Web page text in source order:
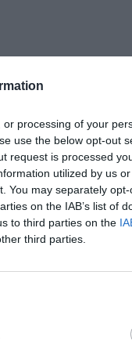
processing of your
use the below opt-out
request is processed
utilized by us
You may separately
on the IAB’s list of
to third parties on the
third parties.
άουτ, θα ξεκινάει
τότε θα
τότε
πλάγιο δεν